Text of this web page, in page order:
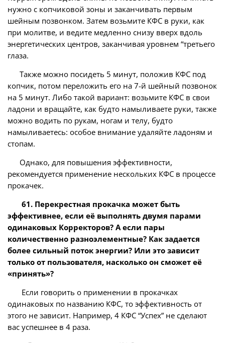
нужно с копчиковой зоны и заканчивать первым
шейным позвонком. Затем возьмите КФС в руки, как
при молитве, и ведите медленно снизу вверх вдоль
энергетических центров, заканчивая уровнем “третьего
глаза.
Также можно посидеть 5 минут, положив КФС под
копчик, потом переложить его на 7-й шейный позвонок
на 5 минут. Либо такой вариант: возьмите КФС в свои
ладони и вращайте, как будто намыливаете руки, также
можно водить по рукам, ногам и телу, будто
намыливаетесь: особое внимание удаляйте ладоням и
стопам.
Однако, для повышения эффективности,
рекомендуется применение нескольких КФС в процессе
прокачек.
61. Перекрестная прокачка может быть
эффективнее, если её выполнять двумя парами
одинаковых Корректоров? А если пары
количественно разноэлементные? Как задается
более сильный поток энергии? Или это зависит
только от пользователя, насколько он сможет её
«принять»?
Если говорить о применении в прокачках
одинаковых по названию КФС, то эффективность от
этого не зависит. Например, 4 КФС “Успех” не сделают
вас успешнее в 4 раза.